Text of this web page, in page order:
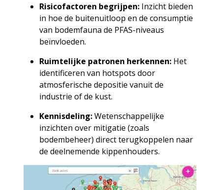
Risicofactoren begrijpen: Inzicht bieden
in hoe de buitenuitloop en de consumptie
van bodemfauna de PFAS-niveaus
beïnvloeden.
Ruimtelijke patronen herkennen: Het
identificeren van hotspots door
atmosferische depositie vanuit de
industrie of de kust.
Kennisdeling:Wetenschappelijke
inzichten over mitigatie (zoals
bodembeheer) direct terugkoppelen naar
de deelnemende kippenhouders.